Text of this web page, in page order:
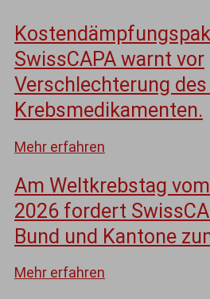
SwissCAPA warnt vor
Verschlechterung
Krebsmedikamenten.
Mehr erfahren
Am Weltkrebstag
2026 fordert
Bund und Kantone
Mehr erfahren